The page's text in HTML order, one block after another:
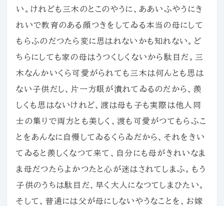
い。けれども三木のとこのやうに、ああいふやうにき
れいで教育のある顔つきをしてゐる本当の母にして
もらふのだつたら変に思はれないかも知れない。ど
ちらにしても家の母はうつくしくないから駄目だ。三
木なんかいくら可愛がられても三木は何んとも思は
ない子供だし、片一方眼が潰れてゐるのだから、羨
しくも思はないけれど、渡は母も子も実際は他人同
士の集りで両方とも美しく、渡も可愛がつてもらふこ
とをあんなに自慢してゐるくらゐだから、それをきい
てゐると羨しくなつて来て、自分にも母がきれいなま
ま母だつたらよかつたと心が迷はされてしまふ。もう
子供のうちは駄目だ、早く大人になつてしまひたい。
そして、普通には父が母にしないやうなことを、お嫁